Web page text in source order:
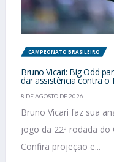
CAMPEONATO BRASILEIRO
Bruno Vicari: Big Odd
dar assistência contra o
8 DE AGOSTO DE 2026
Bruno Vicari faz sua
jogo da 22ª rodada
Confira projeção e...